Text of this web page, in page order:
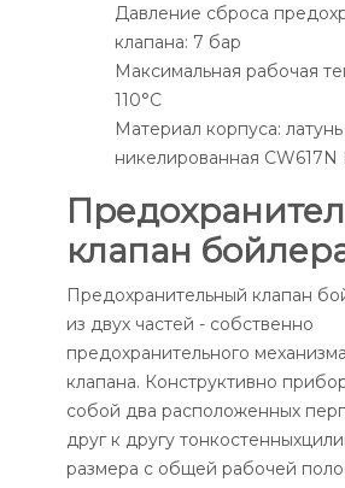
Давление сброса
клапана: 7 бар
Максимальная рабочая
110°С
Материал корпуса: латунь
никелированная CW617N
клапан
Предохранительный клапан
из двух частей - собственно
предохранительного
клапана. Конструктивно
собой два расположенных
друг к другу
размера с общей рабочей